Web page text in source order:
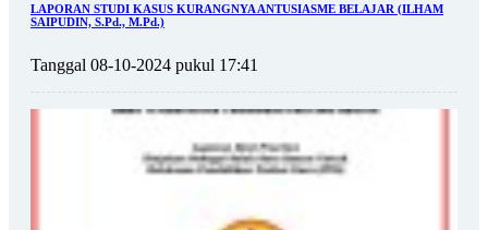
LAPORAN STUDI KASUS KURANGNYA ANTUSIASME BELAJAR (ILHAM
SAIPUDIN, S.Pd., M.Pd.)
Tanggal 08-10-2024 pukul 17:41